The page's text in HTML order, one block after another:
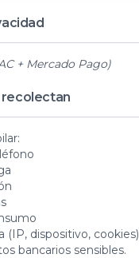
+ Mercado Pago)
recolectan
(IP, dispositivo, cookies)
bancarios sensibles.